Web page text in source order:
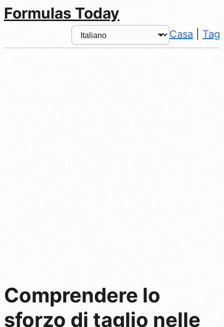
Formulas Today
Casa Tag
Comprendere lo
sforzo di taglio nelle